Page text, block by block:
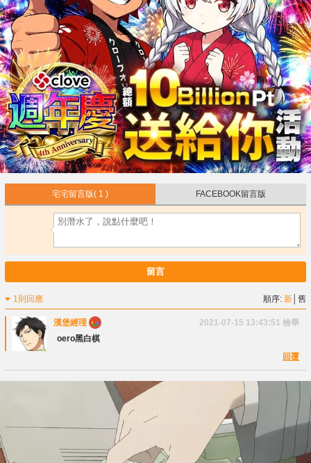
宅宅留言版( 1 ) FACEBOOK留言版
留言
1則回應 順序:新 │舊
漢堡經理 2021-07-15 13:43:51 檢舉
oero黑白棋
回覆